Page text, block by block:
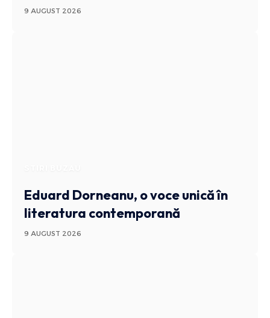
9 AUGUST 2026
Eduard Dorneanu, o voce unică în
literatura contemporană
9 AUGUST 2026